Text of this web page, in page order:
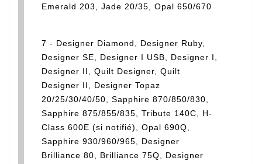
Emerald 203, Jade 20/35, Opal 650/670
7 - Designer Diamond, Designer Ruby,
Designer SE, Designer I USB, Designer I,
Designer II, Quilt Designer, Quilt
Designer II, Designer Topaz
20/25/30/40/50, Sapphire 870/850/830,
Sapphire 875/855/835, Tribute 140C, H-
Class 600E (si notifié), Opal 690Q,
Sapphire 930/960/965, Designer
Brilliance 80, Brilliance 75Q, Designer